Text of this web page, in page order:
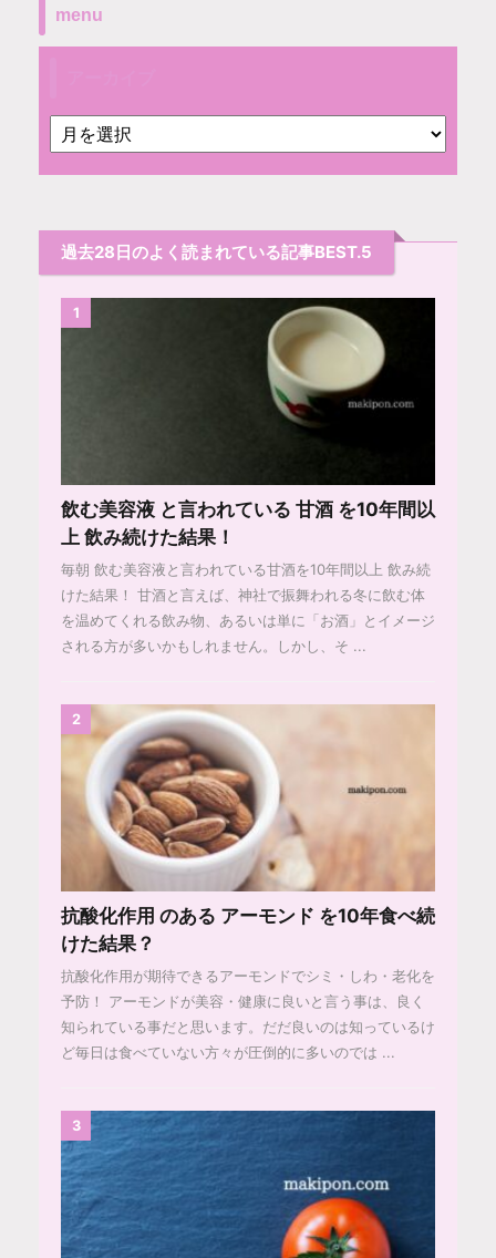
menu
過去28日のよく読まれている記事BEST.5
1
飲む美容液 と言われている 甘酒 を10年間以
上 飲み続けた結果！
毎朝 飲む美容液と言われている甘酒を10年間以上 飲み続
けた結果！ 甘酒と言えば、神社で振舞われる冬に飲む体
を温めてくれる飲み物、あるいは単に「お酒」とイメージ
される方が多いかもしれません。しかし、そ ...
2
抗酸化作用 のある アーモンド を10年食べ続
けた結果？
抗酸化作用が期待できるアーモンドでシミ・しわ・老化を
予防！ アーモンドが美容・健康に良いと言う事は、良く
知られている事だと思います。だだ良いのは知っているけ
ど毎日は食べていない方々が圧倒的に多いのでは ...
3